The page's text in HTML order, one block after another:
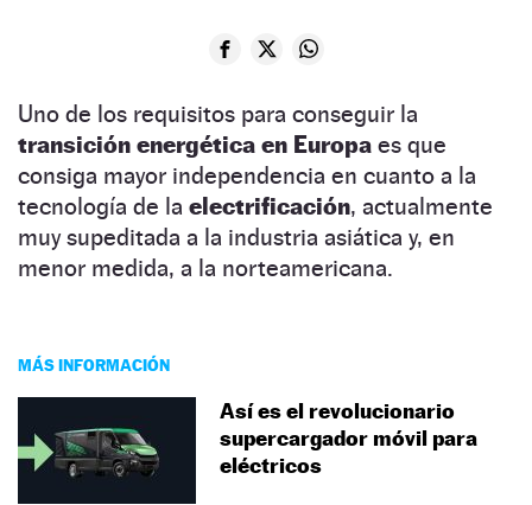
Uno de los requisitos para conseguir la
transición energética en Europa es que
consiga mayor independencia en cuanto a la
tecnología de la electrificación, actualmente
muy supeditada a la industria asiática y, en
menor medida, a la norteamericana.
MÁS INFORMACIÓN
Así es el revolucionario
supercargador móvil para
eléctricos